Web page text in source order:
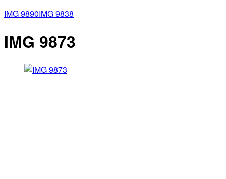
IMG 9890IMG 9838
IMG 9873